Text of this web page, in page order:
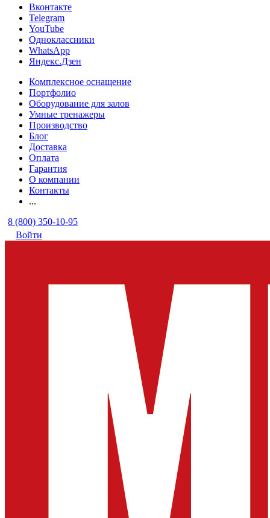
Вконтакте
Telegram
YouTube
Одноклассники
WhatsApp
Яндекс.Дзен
Комплексное оснащение
Портфолио
Оборудование для залов
Умные тренажеры
Производство
Блог
Доставка
Оплата
Гарантия
О компании
Контакты
...
8 (800) 350-10-95
Войти